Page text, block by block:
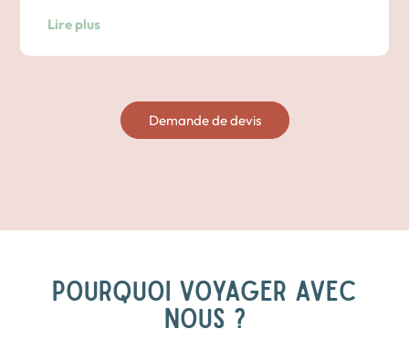
de location.
Lire plus
Demande de devis
POURQUOI VOYAGER AVEC
NOUS ?